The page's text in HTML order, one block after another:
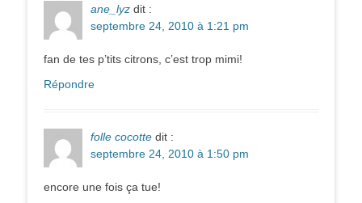
ane_lyz dit :
septembre 24, 2010 à 1:21 pm
fan de tes p’tits citrons, c’est trop mimi!
Répondre
folle cocotte dit :
septembre 24, 2010 à 1:50 pm
encore une fois ça tue!